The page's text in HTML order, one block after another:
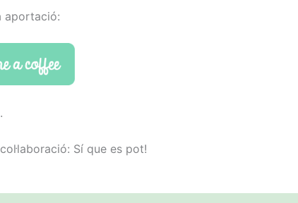
aportació:
Sí que es pot!